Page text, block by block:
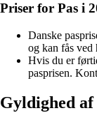
Priser for Pas i
Danske
og kan fås ved
Hvis du er
pasprisen.
Gyldighed af